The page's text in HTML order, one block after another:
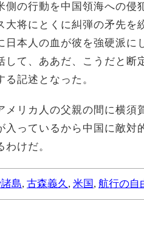
側の行動を中国領海への侵
大将にとくに糾弾の矛先を
日本人の血が彼を強硬派に
して、ああだ、こうだと断
記述となった。
リカ人の父親の間に横須
っているから中国に敵対
けだ。
島, 古森義久, 米国 , 航行の自